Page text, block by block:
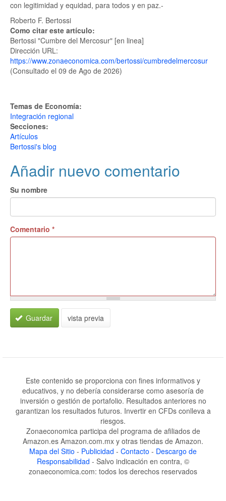
con legitimidad y equidad, para todos y en paz.-
Roberto F. Bertossi
Como citar este artículo:
Bertossi "Cumbre del Mercosur" [en linea]
Dirección URL:
https://www.zonaeconomica.com/bertossi/cumbredelmercosur
(Consultado el 09 de Ago de 2026)
Temas de Economía:
Integración regional
Secciones:
Artículos
Bertossi's blog
Añadir nuevo comentario
Su nombre
Comentario *
Guardar vista previa
Este contenido se proporciona con fines informativos y
educativos, y no debería considerarse como asesoría de
inversión o gestión de portafolio. Resultados anteriores no
garantizan los resultados futuros. Invertir en CFDs conlleva a
riesgos.
Zonaeconomica participa del programa de afiliados de
Amazon.es Amazon.com.mx y otras tiendas de Amazon.
Mapa del Sitio - Publicidad - Contacto - Descargo de
Responsabilidad - Salvo indicación en contra, ©
zonaeconomica.com: todos los derechos reservados